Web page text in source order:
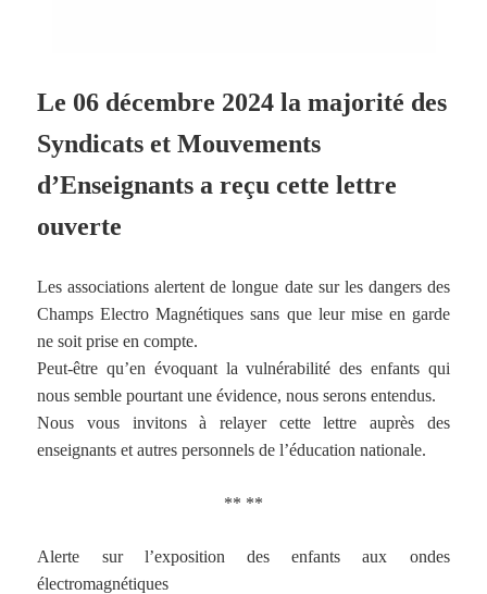
Le 06 décembre 2024 la majorité des
Syndicats et Mouvements
d’Enseignants a reçu cette lettre
ouverte
Les associations alertent de longue date sur les dangers des
Champs Electro Magnétiques sans que leur mise en garde
ne soit prise en compte.
Peut-être qu’en évoquant la vulnérabilité des enfants qui
nous semble pourtant une évidence, nous serons entendus.
Nous vous invitons à relayer cette lettre auprès des
enseignants et autres personnels de l’éducation nationale.
** **
Alerte sur l’exposition des enfants aux ondes
électromagnétiques